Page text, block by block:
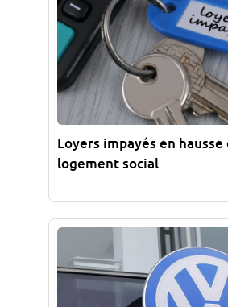
Loyers impayés en hausse
logement social